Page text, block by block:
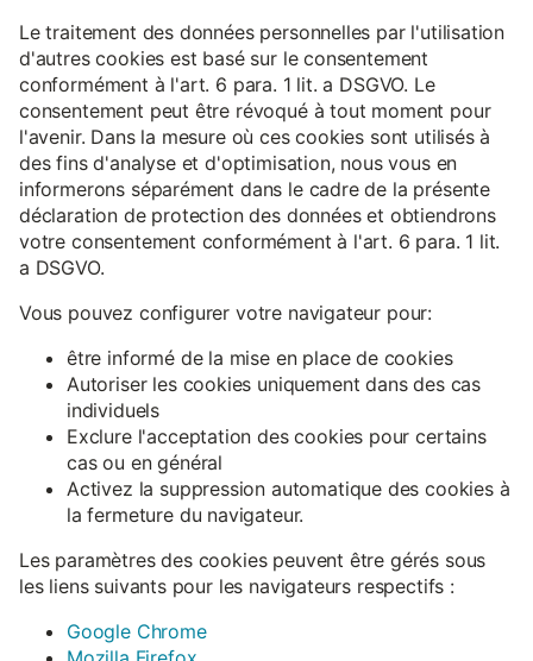
Le traitement des données personnelles par l'utilisation
d'autres cookies est basé sur le consentement
conformément à l'art. 6 para. 1 lit. a DSGVO. Le
consentement peut être révoqué à tout moment pour
l'avenir. Dans la mesure où ces cookies sont utilisés à
des fins d'analyse et d'optimisation, nous vous en
informerons séparément dans le cadre de la présente
déclaration de protection des données et obtiendrons
votre consentement conformément à l'art. 6 para. 1 lit.
a DSGVO.
Vous pouvez configurer votre navigateur pour:
être informé de la mise en place de cookies
Autoriser les cookies uniquement dans des cas
individuels
Exclure l'acceptation des cookies pour certains
cas ou en général
Activez la suppression automatique des cookies à
la fermeture du navigateur.
Les paramètres des cookies peuvent être gérés sous
les liens suivants pour les navigateurs respectifs :
Google Chrome